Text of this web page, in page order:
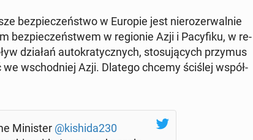
bez­pie­czeń­stwo w Europie jest nie­ro­ze­rwal­nie
bez­pie­czeń­stwem w re­gio­nie Azji i Pa­cy­fi­ku, w re­
działań au­to­kra­tycz­nych, sto­su­ją­cych przymus
wschod­niej Azji. Dlatego chcemy ściślej współ­
Mi­ni­ster @kishida230